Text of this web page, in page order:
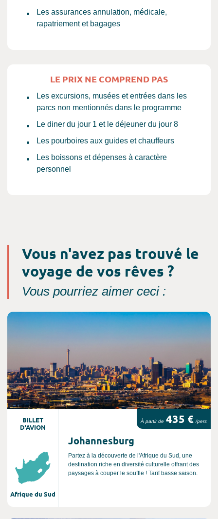
Les assurances annulation, médicale,
rapatriement et bagages
LE PRIX NE COMPREND PAS
Les excursions, musées et entrées dans les
parcs non mentionnés dans le programme
Le diner du jour 1 et le déjeuner du jour 8
Les pourboires aux guides et chauffeurs
Les boissons et dépenses à caractère
personnel
Vous n'avez pas trouvé le
voyage de vos rêves ?
Vous pourriez aimer ceci :
BILLET
D'AVION
Afrique du Sud
À partir de 435 € /pers
Johannesburg
Partez à la découverte de l'Afrique du Sud, une
destination riche en diversité culturelle offrant des
paysages à couper le souffle ! Tarif basse saison.
Consultez l'offre de voyage